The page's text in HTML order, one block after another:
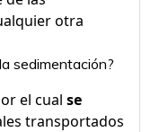
otra
sedimentación?
el cual se
transportados